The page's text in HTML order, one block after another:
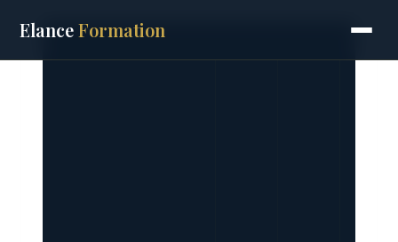
contenu
ElanceFormation